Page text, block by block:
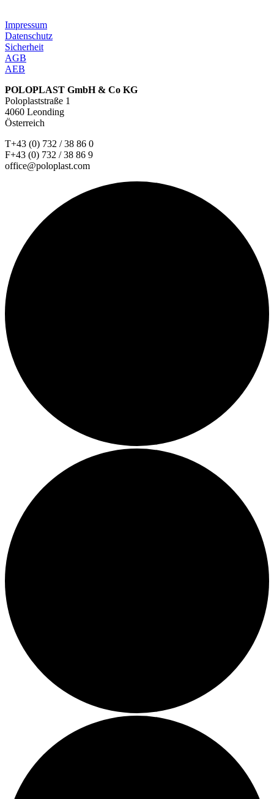
Impressum
Datenschutz
Sicherheit
AGB
AEB
POLOPLAST GmbH & Co KG
Poloplaststraße 1
4060 Leonding
Österreich
T+43 (0) 732 / 38 86 0
F+43 (0) 732 / 38 86 9
office@poloplast.com